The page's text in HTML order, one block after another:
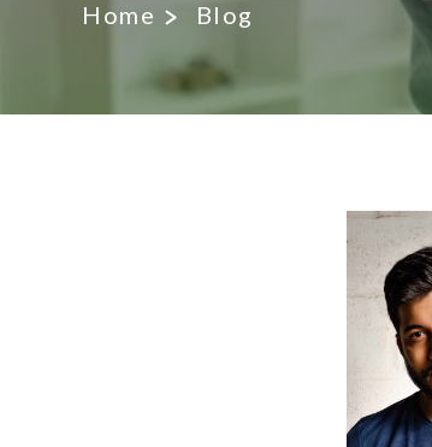
Home Blog